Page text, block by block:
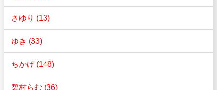
さゆり (13)
ゆき (33)
ちかげ (148)
碧村らむ (36)